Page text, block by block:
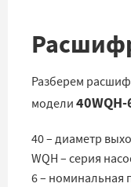
Разберем
модели
40 – диаметр
WQH – серия
6 – номинальная